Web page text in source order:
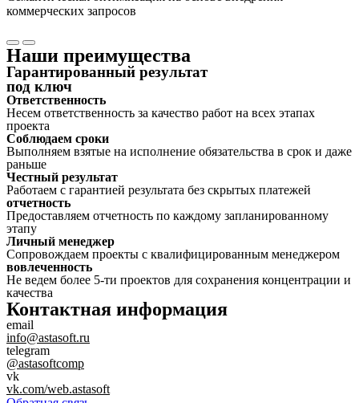
коммерческих запросов
Наши преимущества
Гарантированный результат
под ключ
Ответственность
Несем ответственность за качество работ на всех этапах
проекта
Соблюдаем сроки
Выполняем взятые на исполнение обязательства в срок и даже
раньше
Честный результат
Работаем с гарантией результата без скрытых платежей
отчетность
Предоставляем отчетность по каждому запланированному
этапу
Личный менеджер
Сопровождаем проекты с квалифицированным менеджером
вовлеченность
Не ведем более 5-ти проектов для сохранения концентрации и
качества
Контактная информация
email
info@astasoft.ru
telegram
@astasoftcomp
vk
vk.com/web.astasoft